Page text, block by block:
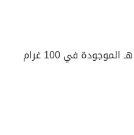
فيما يأتي ذِكرٌ لكميات فيتامين هـ الموجودة في 100 غرام